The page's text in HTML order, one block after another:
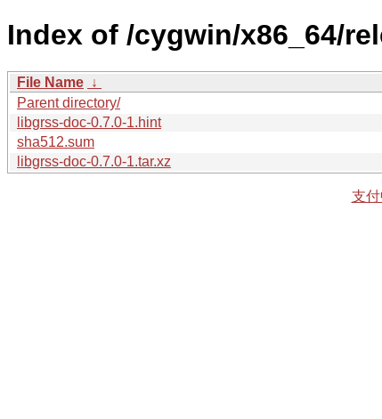
Index of /cygwin/x86_64/
File Name ↓
Parent directory/
libgrss-doc-0.7.0-1.hint
sha512.sum
libgrss-doc-0.7.0-1.tar.xz
支